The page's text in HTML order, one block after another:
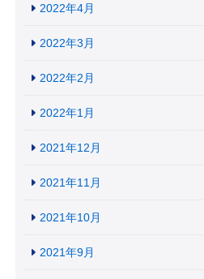
2022年4月
2022年3月
2022年2月
2022年1月
2021年12月
2021年11月
2021年10月
2021年9月